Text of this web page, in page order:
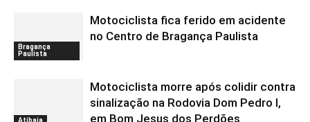
Bragança
Paulista
Motociclista fica ferido em acidente
no Centro de Bragança Paulista
Atibaia
Motociclista morre após colidir contra
sinalização na Rodovia Dom Pedro I,
em Bom Jesus dos Perdões